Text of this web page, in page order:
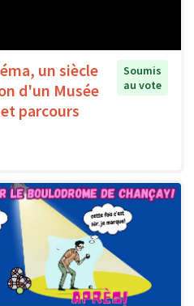
un siècle
d'un Musée
parcours
Soumis
au vote